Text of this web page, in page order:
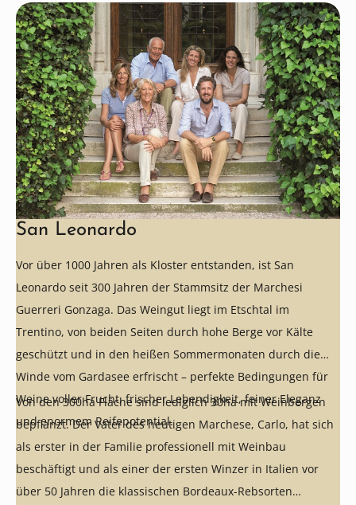
San Leonardo
Vor über 1000 Jahren als Kloster entstanden, ist San
Leonardo seit 300 Jahren der Stammsitz der Marchesi
Guerreri Gonzaga. Das Weingut liegt im Etschtal im
Trentino, von beiden Seiten durch hohe Berge vor Kälte
geschützt und in den heißen Sommermonaten durch die
Winde vom Gardasee erfrischt – perfekte Bedingungen für
Weine voller Frucht, frischer Lebendigkeit, feiner Eleganz
und enormem Reifepotential.
Von den 300ha Fläche sind lediglich 30ha mit Weinbergen
bepflanzt. Der Vater des heutigen Marchese, Carlo, hat sich
als erster in der Familie professionell mit Weinbau
beschäftigt und als einer der ersten Winzer in Italien vor
über 50 Jahren die klassischen Bordeaux-Rebsorten